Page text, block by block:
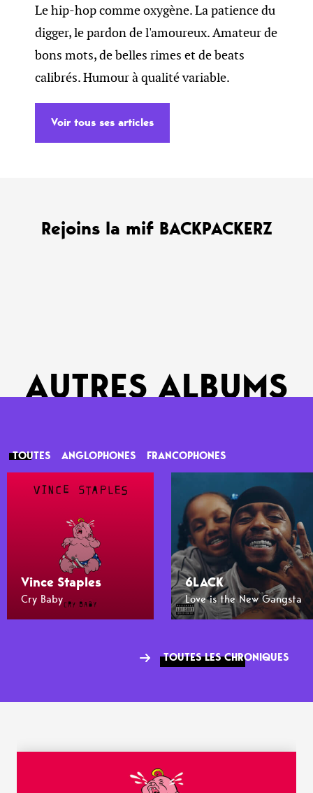
Le hip-hop comme oxygène. La patience du
digger, le pardon de l'amoureux. Amateur de
bons mots, de belles rimes et de beats
calibrés. Humour à qualité variable.
Voir tous ses articles
Rejoins la mif BACKPACKERZ
AUTRES ALBUMS
TOUTES ANGLOPHONES FRANCOPHONES
Vince Staples
Cry Baby
6LACK
Love is the New Gangsta
TOUTES LES CHRONIQUES
WANT MORE ?